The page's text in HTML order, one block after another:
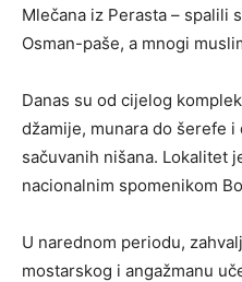
Mlečana iz Perasta – spalili
Osman-paše, a mnogi
Danas su od cijelog
džamije, munara do šerefe
sačuvanih nišana. Lokalitet
nacionalnim spomenikom
U narednom periodu,
mostarskog i angažmanu